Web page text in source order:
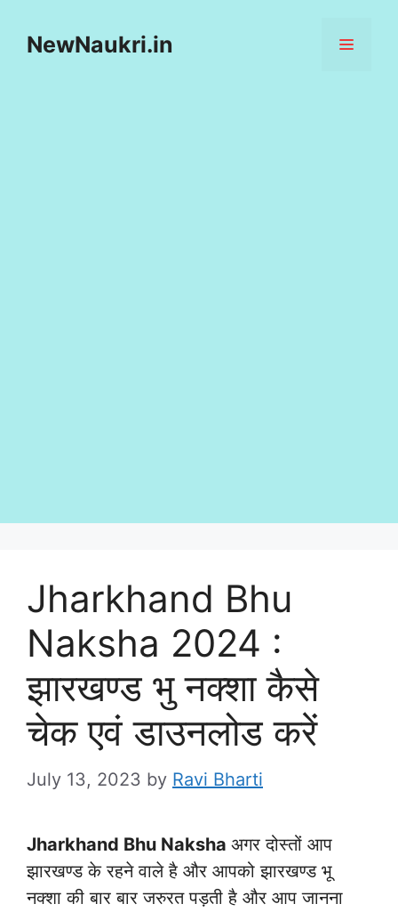
NewNaukri.in MENU
Jharkhand Bhu
Naksha 2024 :
झारखण्ड भु नक्शा कैसे
चेक एवं डाउनलोड करें
July 13, 2023 by Ravi Bharti
Jharkhand Bhu Naksha अगर दोस्तों आप
झारखण्ड के रहने वाले है और आपको झारखण्ड भू
नक्शा की बार बार जरुरत पड़ती है और आप जानना